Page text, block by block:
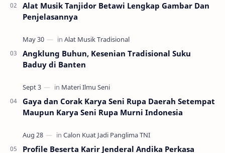
Alat Musik Tanjidor Betawi Lengkap Gambar Dan
Penjelasannya
Angklung Buhun, Kesenian Tradisional Suku
Baduy di Banten
Gaya dan Corak Karya Seni Rupa Daerah Setempat
Maupun Karya Seni Rupa Murni Indonesia
Profile Beserta Karir Jenderal Andika Perkasa